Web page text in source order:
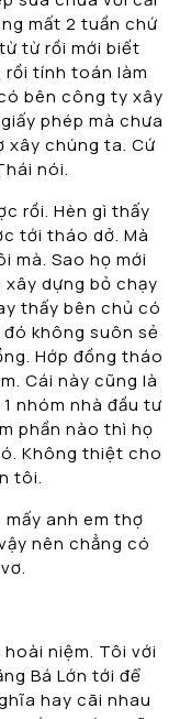
mất 2 tuần chứ
từ rồi mới biết
tính toán làm
bên công ty xây
phép mà chưa
xây chúng ta. Cứ
nói.
rồi. Hèn gì thấy
tới tháo dở. Mà
mà. Sao họ mới
xây dựng bỏ chạy
thấy bên chủ có
không suôn sẻ
Hớp đồng tháo
Cái này cũng là
nhóm nhà đầu tư
phần nào thì họ
Không thiệt cho
tôi.
anh em thợ
nên chẳng có
niệm. Tôi với
Bá Lớn tới để
hay cãi nhau